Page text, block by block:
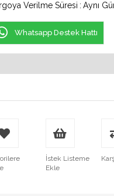
Verilme Süresi : Aynı
Whatsapp Destek Hattı
İstek Listeme
Ekle